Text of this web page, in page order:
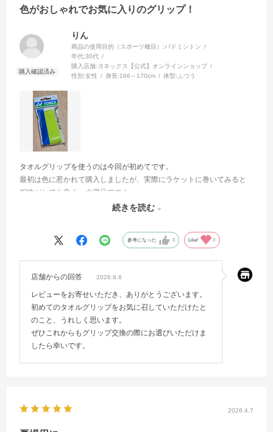
色がおしゃれでお気に入りのグリップ！
りん
商品の使用目的（スポーツ種目）:バドミントン
年代:30代
購入店舗: ヨネックス【公式】オンラインショップ
性別:女性 身長:166～170cm 体型: ふつう
タオルグリップを使うのは今回が初めてです。
最初は色に惹かれて購入しましたが、実際にラケットに巻いてみると
相性がとても良く、大満足です！
使い心地もよく、これからも同じものを使い続けたいと思います。
続きを読む
参考になった 0 Like! 0
店舗からの回答 2026.8.6
レビューをお寄せいただき、ありがとうございます。
初めてのタオルグリップをお気に召していただけたと
のこと、うれしく思います。
ぜひこれからもグリップ交換の際にお選びいただけま
したら幸いです。
2026.4.7